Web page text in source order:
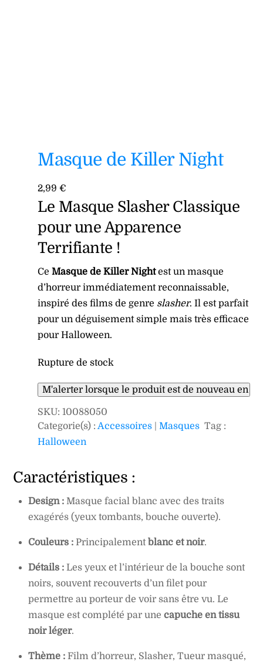
Masque de Killer Night
2,99€
Le Masque Slasher Classique
pour une Apparence
Terrifiante !
CeMasque de Killer Nightest un masque
d’horreur immédiatement reconnaissable,
inspiré des films de genre slasher. Il est parfait
pour un déguisement simple mais très efficace
pour Halloween.
Rupture de stock
SKU:10088050
Categorie(s) : Accessoires |Masques Tag :
Halloween
Caractéristiques :
Design : Masque facial blanc avec des traits
exagérés (yeux tombants, bouche ouverte).
Couleurs : Principalementblanc et noir.
Détails : Les yeux et l’intérieur de la bouche sont
noirs, souvent recouverts d’un filet pour
permettre au porteur de voir sans être vu. Le
masque est complété par une capuche en tissu
noir léger.
Thème : Film d’horreur, Slasher, Tueur masqué,